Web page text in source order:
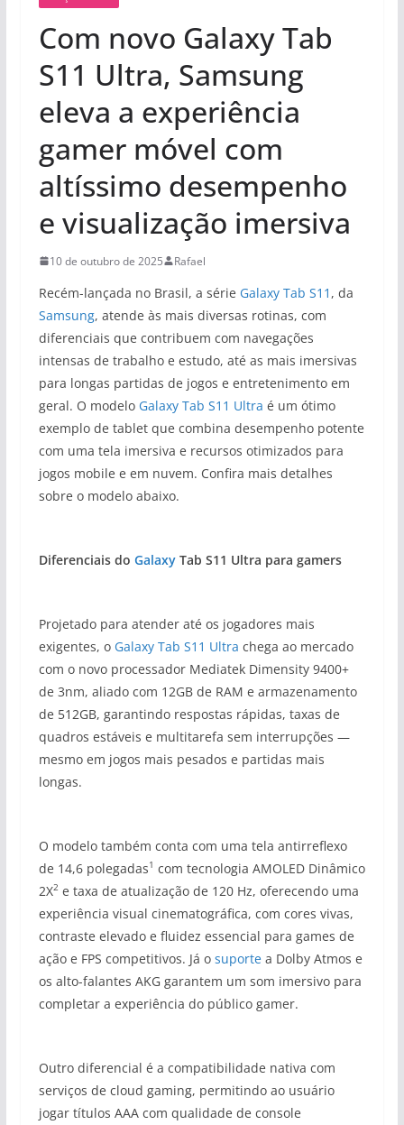
Com novo Galaxy Tab
S11 Ultra, Samsung
eleva a experiência
gamer móvel com
altíssimo desempenho
e visualização imersiva
10 de outubro de 2025 Rafael
Recém-lançada no Brasil, a série Galaxy Tab S11 , da
Samsung, atende às mais diversas rotinas, com
diferenciais que contribuem com navegações
intensas de trabalho e estudo, até as mais imersivas
para longas partidas de jogos e entretenimento em
geral. O modelo Galaxy Tab S11 Ultra é um ótimo
exemplo de tablet que combina desempenho potente
com uma tela imersiva e recursos otimizados para
jogos mobile e em nuvem. Confira mais detalhes
sobre o modelo abaixo.
Diferenciais do GalaxyTab S11 Ultra para gamers
Projetado para atender até os jogadores mais
exigentes, o Galaxy Tab S11 Ultra chega ao mercado
com o novo processador Mediatek Dimensity 9400+
de 3nm, aliado com 12GB de RAM e armazenamento
de 512GB, garantindo respostas rápidas, taxas de
quadros estáveis e multitarefa sem interrupções —
mesmo em jogos mais pesados e partidas mais
longas.
O modelo também conta com uma tela antirreflexo
de 14,6 polegadas1 com tecnologia AMOLED Dinâmico
2X2e taxa de atualização de 120 Hz, oferecendo uma
experiência visual cinematográfica, com cores vivas,
contraste elevado e fluidez essencial para games de
ação e FPS competitivos. Já o suportea Dolby Atmos e
os alto-falantes AKG garantem um som imersivo para
completar a experiência do público gamer.
Outro diferencial é a compatibilidade nativa com
serviços de cloud gaming, permitindo ao usuário
jogar títulos AAA com qualidade de console